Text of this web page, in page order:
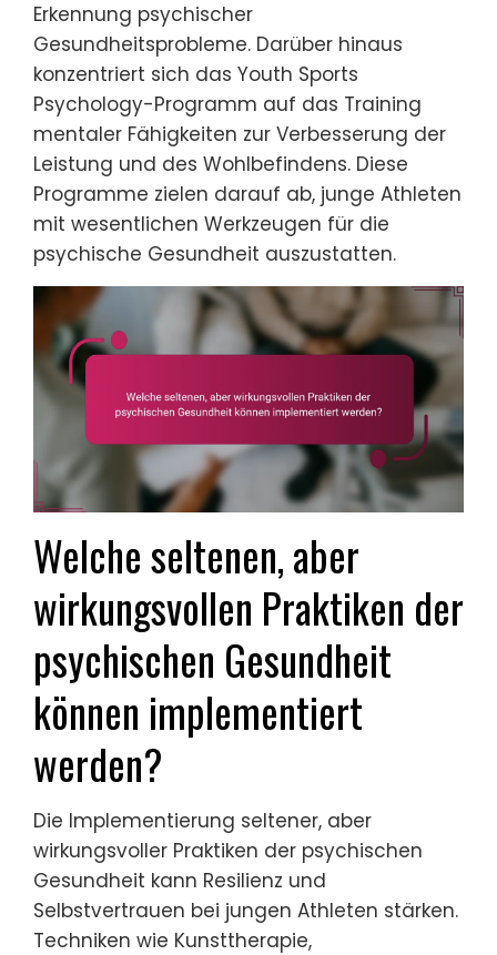
Erkennung psychischer
Gesundheitsprobleme. Darüber hinaus
konzentriert sich das Youth Sports
Psychology-Programm auf das Training
mentaler Fähigkeiten zur Verbesserung der
Leistung und des Wohlbefindens. Diese
Programme zielen darauf ab, junge Athleten
mit wesentlichen Werkzeugen für die
psychische Gesundheit auszustatten.
Welche seltenen, aber
wirkungsvollen Praktiken der
psychischen Gesundheit
können implementiert
werden?
Die Implementierung seltener, aber
wirkungsvoller Praktiken der psychischen
Gesundheit kann Resilienz und
Selbstvertrauen bei jungen Athleten stärken.
Techniken wie Kunsttherapie,